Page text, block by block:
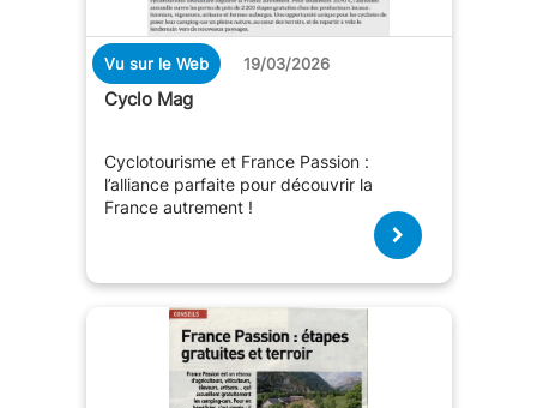
Vu sur le Web 19/03/2026
Cyclo Mag
Cyclotourisme et France Passion :
l’alliance parfaite pour découvrir la
France autrement !